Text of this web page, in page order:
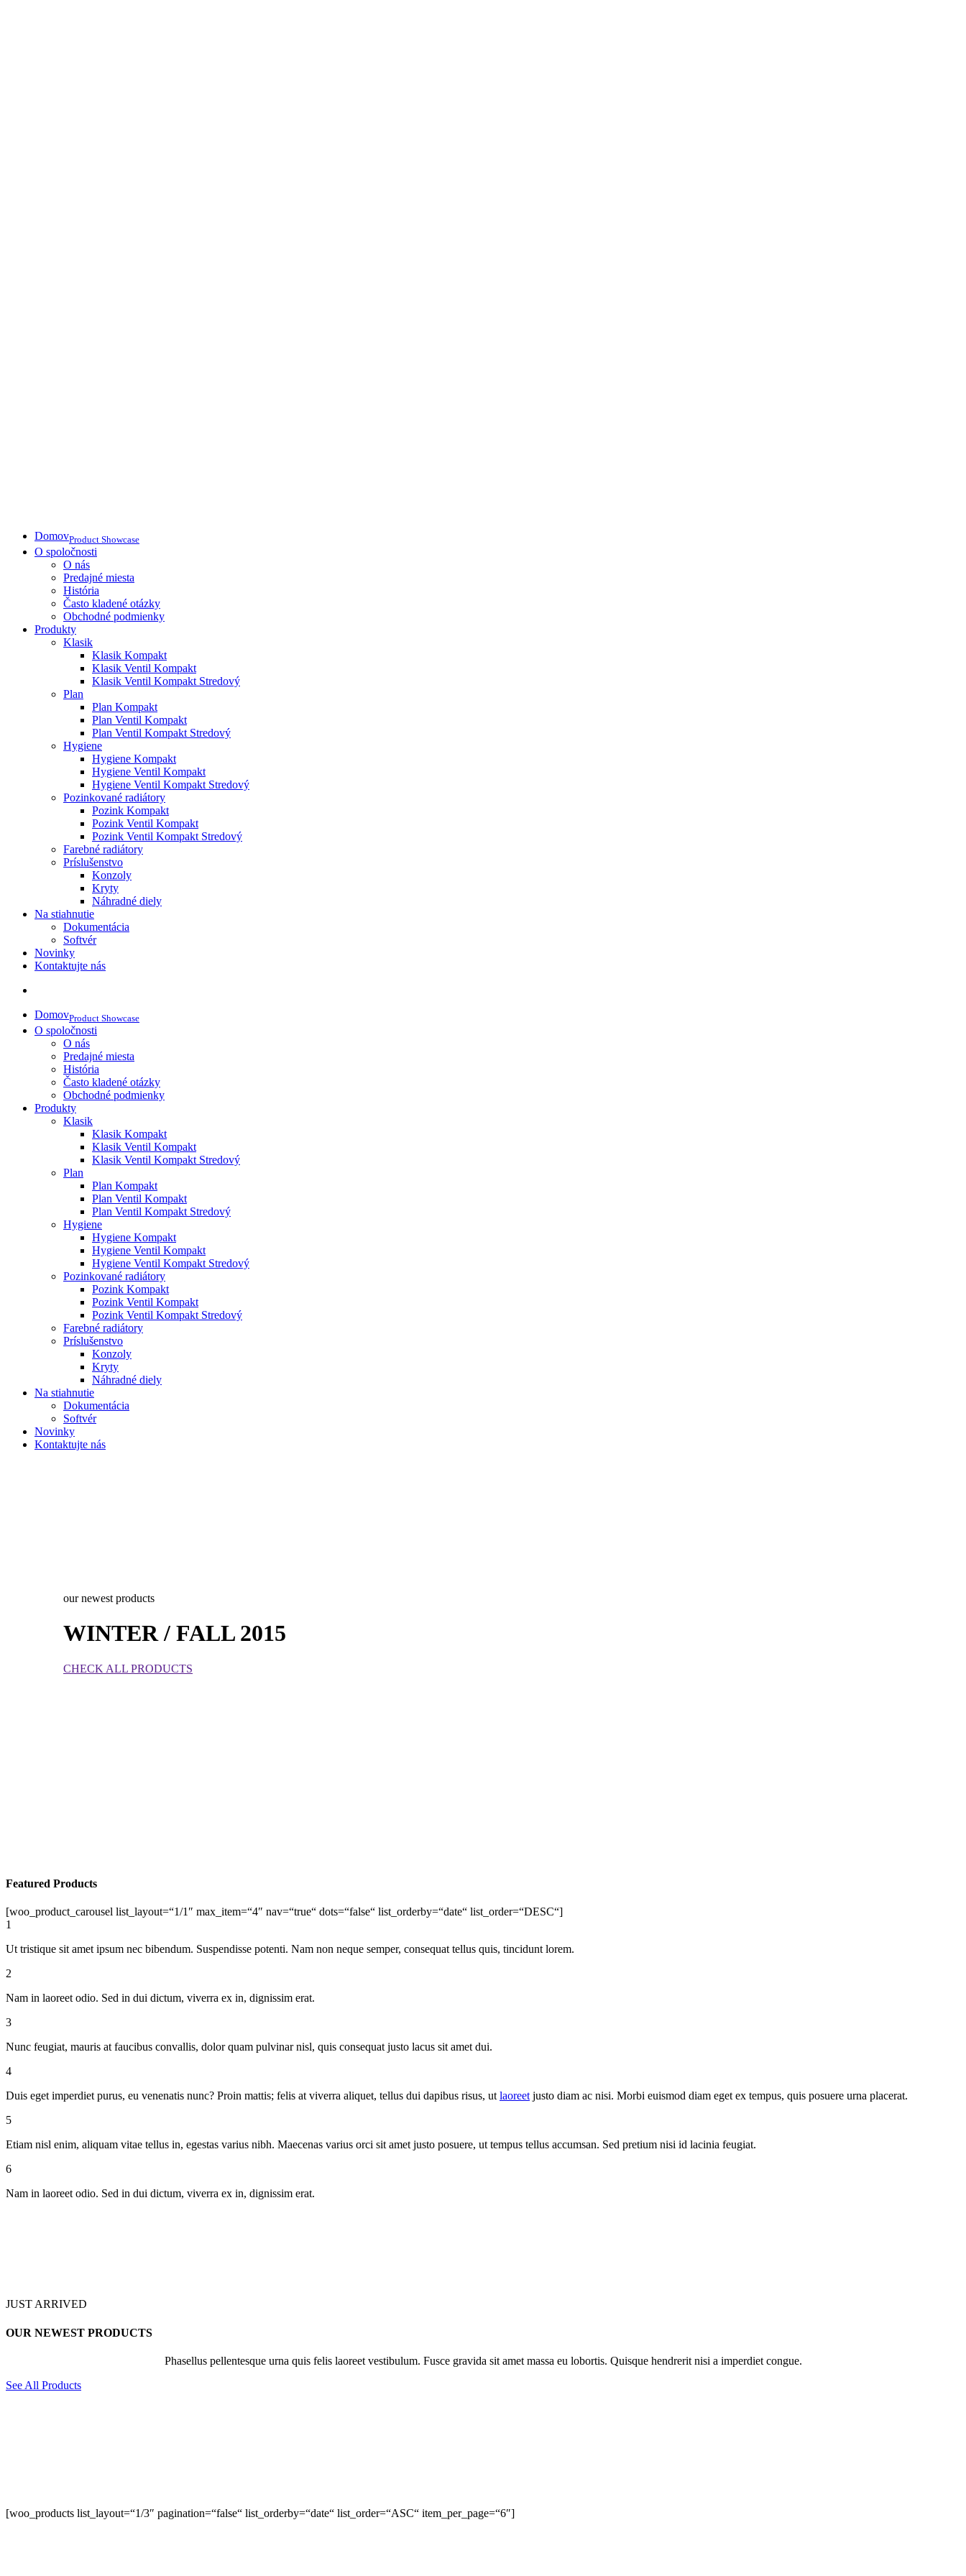
DomovProduct Showcase
O spoločnosti
O nás
Predajné miesta
História
Často kladené otázky
Obchodné podmienky
Produkty
Klasik
Klasik Kompakt
Klasik Ventil Kompakt
Klasik Ventil Kompakt Stredový
Plan
Plan Kompakt
Plan Ventil Kompakt
Plan Ventil Kompakt Stredový
Hygiene
Hygiene Kompakt
Hygiene Ventil Kompakt
Hygiene Ventil Kompakt Stredový
Pozinkované radiátory
Pozink Kompakt
Pozink Ventil Kompakt
Pozink Ventil Kompakt Stredový
Farebné radiátory
Príslušenstvo
Konzoly
Kryty
Náhradné diely
Na stiahnutie
Dokumentácia
Softvér
Novinky
Kontaktujte nás
DomovProduct Showcase
O spoločnosti
O nás
Predajné miesta
História
Často kladené otázky
Obchodné podmienky
Produkty
Klasik
Klasik Kompakt
Klasik Ventil Kompakt
Klasik Ventil Kompakt Stredový
Plan
Plan Kompakt
Plan Ventil Kompakt
Plan Ventil Kompakt Stredový
Hygiene
Hygiene Kompakt
Hygiene Ventil Kompakt
Hygiene Ventil Kompakt Stredový
Pozinkované radiátory
Pozink Kompakt
Pozink Ventil Kompakt
Pozink Ventil Kompakt Stredový
Farebné radiátory
Príslušenstvo
Konzoly
Kryty
Náhradné diely
Na stiahnutie
Dokumentácia
Softvér
Novinky
Kontaktujte nás
our newest products
WINTER / FALL 2015
CHECK ALL PRODUCTS
Featured Products
[woo_product_carousel list_layout=“1/1″ max_item=“4″ nav=“true“ dots=“false“ list_orderby=“date“ list_order=“DESC“]
1
Ut tristique sit amet ipsum nec bibendum. Suspendisse potenti. Nam non neque semper, consequat tellus quis, tincidunt lorem.
2
Nam in laoreet odio. Sed in dui dictum, viverra ex in, dignissim erat.
3
Nunc feugiat, mauris at faucibus convallis, dolor quam pulvinar nisl, quis consequat justo lacus sit amet dui.
4
Duis eget imperdiet purus, eu venenatis nunc? Proin mattis; felis at viverra aliquet, tellus dui dapibus risus, utlaoreetjusto diam ac nisi. Morbi euismod diam eget ex tempus, quis posuere urna placerat.
5
Etiam nisl enim, aliquam vitae tellus in, egestas varius nibh. Maecenas varius orci sit amet justo posuere, ut tempus tellus accumsan. Sed pretium nisi id lacinia feugiat.
6
Nam in laoreet odio. Sed in dui dictum, viverra ex in, dignissim erat.
JUST ARRIVED
OUR NEWEST PRODUCTS
Phasellus pellentesque urna quis felis laoreet vestibulum. Fusce gravida sit amet massa eu lobortis. Quisque hendrerit nisi a imperdiet congue.
See All Products
[woo_products list_layout=“1/3″ pagination=“false“ list_orderby=“date“ list_order=“ASC“ item_per_page=“6″]